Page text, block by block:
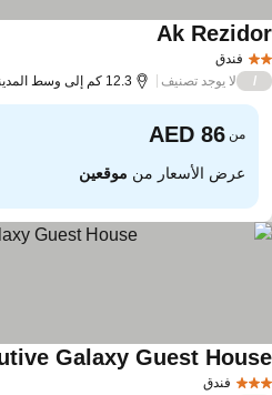
فندق
Ak مشاهدة الأسعار
لا يوجد تصنيف 12.3 كم إلى وسط المدينة
من
عرض الأسعار منموقعين
فندق
Galaxy Guest